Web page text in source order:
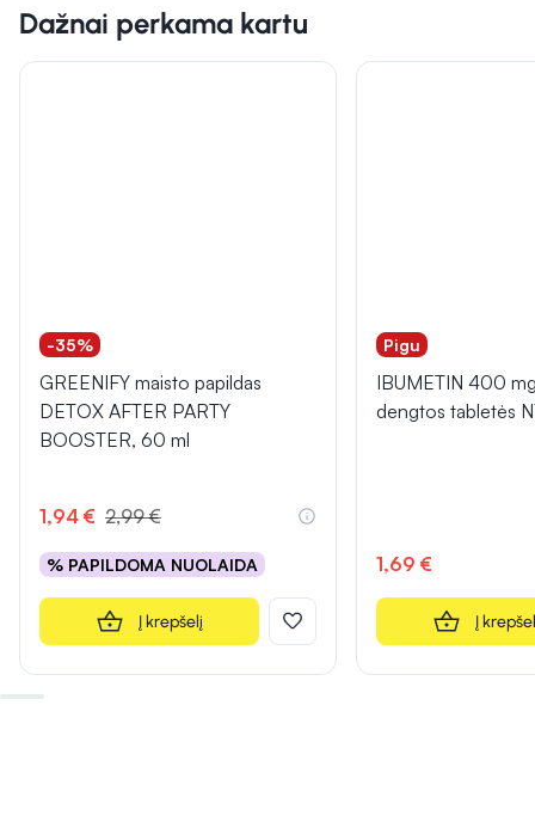
Dažnai perkama kartu
-35%
GREENIFY maisto papildas
DETOX AFTER PARTY
BOOSTER, 60 ml
1,94 € 2,99 €
% PAPILDOMA NUOLAIDA
Į krepšelį
Pigu
IBUMETIN 400
dengtos tabletės
1,69 €
Į